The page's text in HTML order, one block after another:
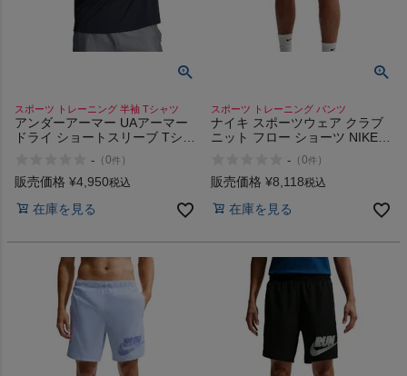
スポーツ トレーニング 半袖 Tシャツ
アンダーアーマー UAアーマー
ドライ ショートスリーブ Tシャ
Armourdry Short Sleeve T-Shirt
- （0件 ）
販売価格 ¥4,950税込
在庫を見る
スポーツ トレーニング パンツ
ナイキ スポーツウェア クラブ
ニット フロー ショーツ NIKE
- （0件 ）
販売価格 ¥8,118税込
在庫を見る